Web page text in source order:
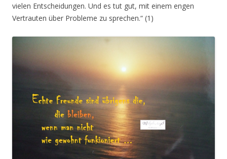
vielen Entscheidungen. Und es tut gut, mit einem engen
Vertrauten über Probleme zu sprechen.“ (1)